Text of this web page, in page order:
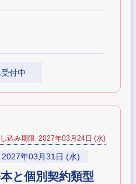
付中
込み期限 2027年03月24日 (水)
年03月31日 (水)
と個別契約類型